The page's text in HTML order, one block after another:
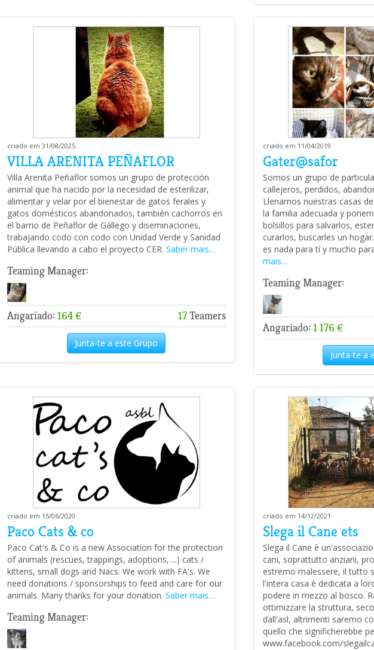
criado em 31/08/2025
VILLA ARENITA PEÑAFLOR
Villa Arenita Peñaflor somos un grupo de protección
animal que ha nacido por la necesidad de esterilizar,
alimentar y velar por el bienestar de gatos ferales y
gatos domésticos abandonados, también cachorros en
el barrio de Peñaflor de Gállego y diseminaciones,
trabajando codo con codo con Unidad Verde y Sanidad
Pública llevando a cabo el proyecto CER. Saber mais…
Teaming Manager:
Angariado: 164 € 17Teamers
Junta-te a este Grupo
criado em 11/04/2019
Gater@safor
Somos un grupo de
callejeros, perdidos,
Llenamos nuestras casas
la familia adecuada y
bolsillos para salvarlos,
curarlos, buscarles un
es nada para tí y mucho
mais…
Teaming Manager:
Angariado: 1 176 €
Junta-te a
criado em 15/06/2020
Paco Cats & co
Paco Cat's & Co is a new Association for the protection
of animals (rescues, trappings, adoptions, ...) cats /
kittens, small dogs and Nacs. We work with FA's. We
need donations / sponsorships to feed and care for our
animals. Many thanks for your donation. Saber mais…
Teaming Manager:
criado em 14/12/2021
Slega il Cane ets
Slega il Cane è
cani, soprattutto anziani,
estremo malessere, il tutto
l'intera casa è dedicata a
podere in mezzo al bosco.
ottimizzare la struttura,
dall'asl, altrimenti saremo
quello che significherebbe
www.facebook.com/